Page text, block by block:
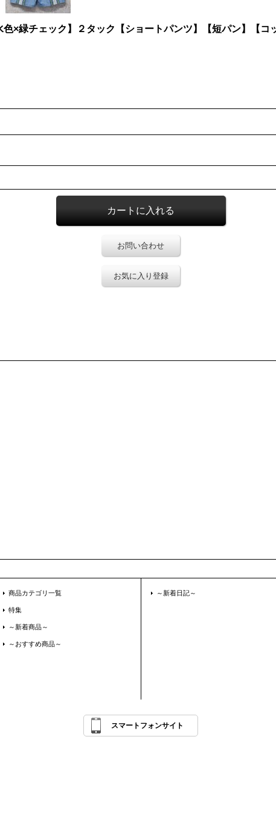
×緑チェック】２タック【ショートパンツ】【短パン】【コ
お問い合わせ
お気に入り登録
商品カテゴリ一覧
特集
～新着商品～
～おすすめ商品～
～新着日記～
スマートフォンサイト